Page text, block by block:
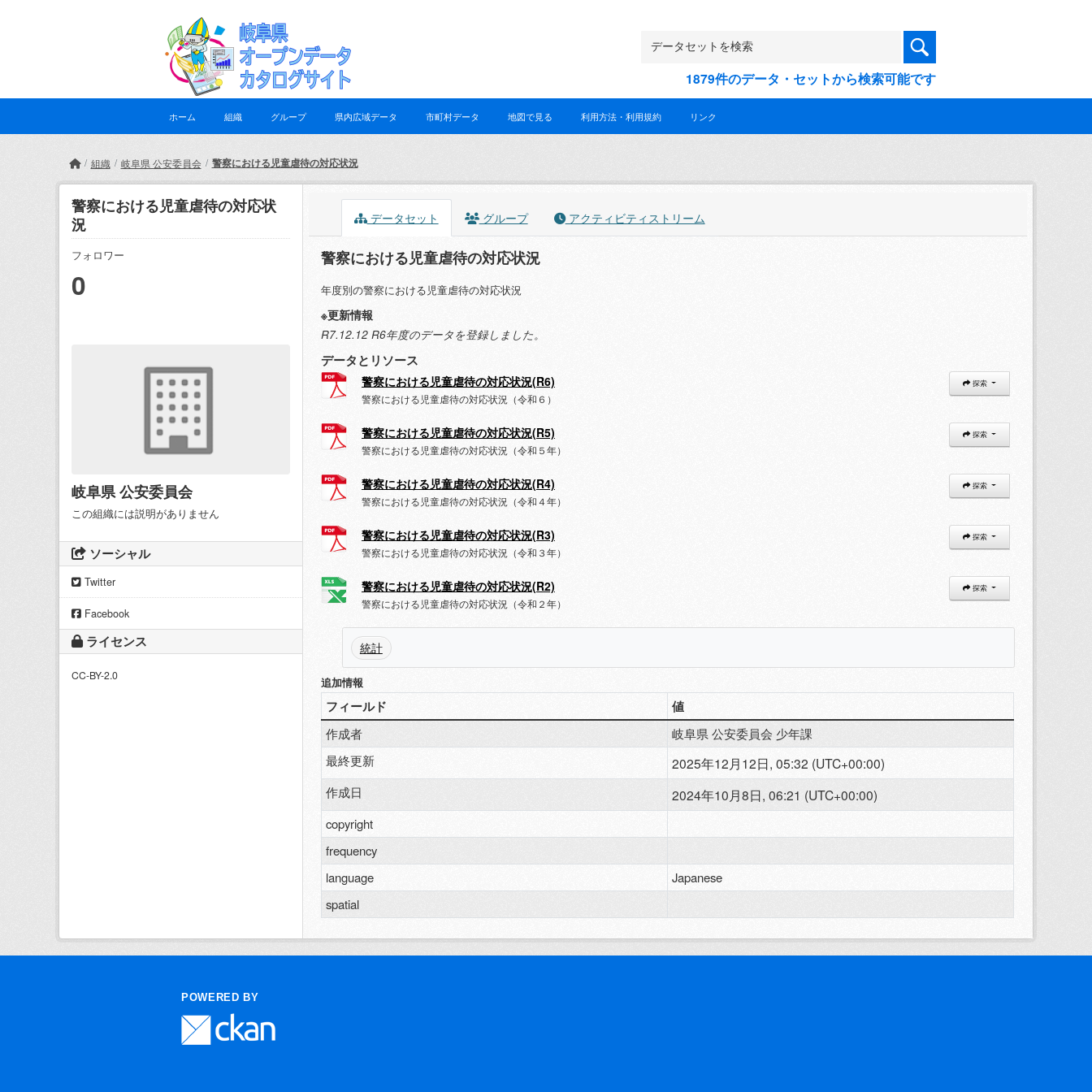
1879件のデータ・セットから検索可能です
ホーム 組織 グループ 県内広域データ 市町村データ 地図で見る 利用方法・利用規約 リンク
組織 岐阜県 公安委員会 警察における児童虐待の対応状況
警察における児童虐待の対応状
況
フォロワー
0
岐阜県 公安委員会
この組織には説明がありません
ソーシャル
Twitter
Facebook
ライセンス
CC-BY-2.0
データセット グループ アクティビティストリーム
警察における児童虐待の対応状況
年度別の警察における児童虐待の対応状況
※更新情報
R7.12.12 R6年度のデータを登録しました。
データとリソース
警察における児童虐待の対応状況(R6)
警察における児童虐待の対応状況（令和６）
探索
警察における児童虐待の対応状況(R5)
警察における児童虐待の対応状況（令和５年）
探索
警察における児童虐待の対応状況(R4)
警察における児童虐待の対応状況（令和４年）
探索
警察における児童虐待の対応状況(R3)
警察における児童虐待の対応状況（令和３年）
探索
警察における児童虐待の対応状況(R2)
警察における児童虐待の対応状況（令和２年）
探索
統計
追加情報
フィールド 値
作成者
岐阜県 公安委員会 少年課
最終更新
2025年12月12日, 05:32 (UTC+00:00)
作成日 2024年10月8日, 06:21 (UTC+00:00)
copyright
frequency
language
Japanese
spatial
POWERED BY